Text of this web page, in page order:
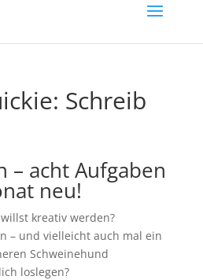
Schreib
– acht Aufgaben
neu!
kreativ werden?
– und vielleicht auch mal ein
Schweinehund
loslegen?